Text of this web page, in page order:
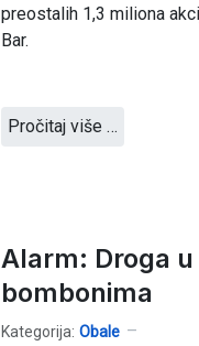
preostalih 1,3 miliona
Bar.
Pročitaj više …
Alarm: Droga u
bombonima
Kategorija: Obale